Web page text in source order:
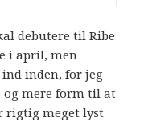
debutere til Ribe
i april, men
inden, for jeg
og mere form til at
rigtig meget lyst